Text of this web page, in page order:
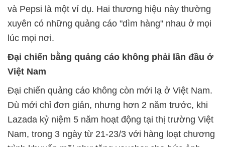
và Pepsi là một ví dụ. Hai thương hiệu này thường
xuyên có những quảng cáo "dìm hàng" nhau ở mọi
lúc mọi nơi.
Đại chiến bằng quảng cáo không phải lần đầu ở
Việt Nam
Đại chiến quảng cáo không còn mới lạ ở Việt Nam.
Dù mới chỉ đơn giản, nhưng hơn 2 năm trước, khi
Lazada kỷ niệm 5 năm hoạt động tại thị trường Việt
Nam, trong 3 ngày từ 21-23/3 với hàng loạt chương